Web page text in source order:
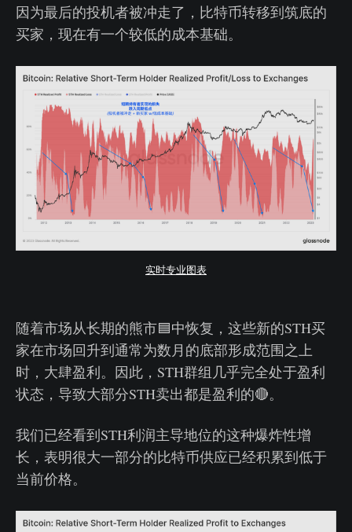
因为最后的投机者被冲走了，比特币转移到筑底的
买家，现在有一个较低的成本基础。
实时专业图表
随着市场从长期的熊市🟦中恢复，这些新的STH买
家在市场回升到通常为数月的底部形成范围之上
时，大肆盈利。因此，STH群组几乎完全处于盈利
状态，导致大部分STH卖出都是盈利的🔴。
我们已经看到STH利润主导地位的这种爆炸性增
长，表明很大一部分的比特币供应已经积累到低于
当前价格。